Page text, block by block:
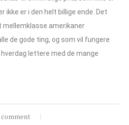
ikke er i den helt billige ende. Det
mellemklasse amerikaner
de gode ting, og som vil fungere
lettere med de mange
comment